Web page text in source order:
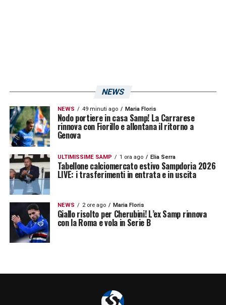
NEWS
NEWS 49 minuti ago Maria Floris
Nodo portiere in casa Samp! La Carrarese
rinnova con Fiorillo e allontana il ritorno a
Genova
ULTIMISSIME SAMP 1 ora ago Elia Serra
Tabellone calciomercato estivo Sampdoria 2026
LIVE: i trasferimenti in entrata e in uscita
NEWS 2 ore ago Maria Floris
Giallo risolto per Cherubini! L’ex Samp rinnova
con la Roma e vola in Serie B